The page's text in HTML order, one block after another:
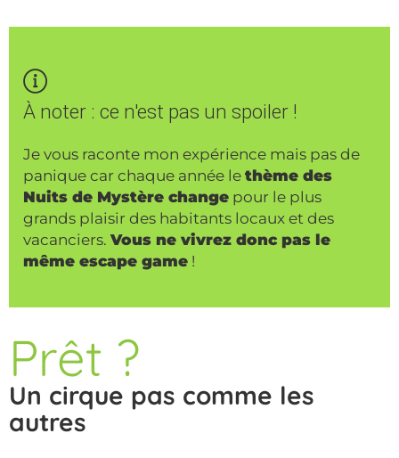
À noter : ce n'est pas un spoiler !
Je vous raconte mon expérience mais pas de
panique car chaque année le thème des
Nuits de Mystère change pour le plus
grands plaisir des habitants locaux et des
vacanciers. Vous ne vivrez donc pas le
même escape game !
Prêt ?
Un cirque pas comme les
autres